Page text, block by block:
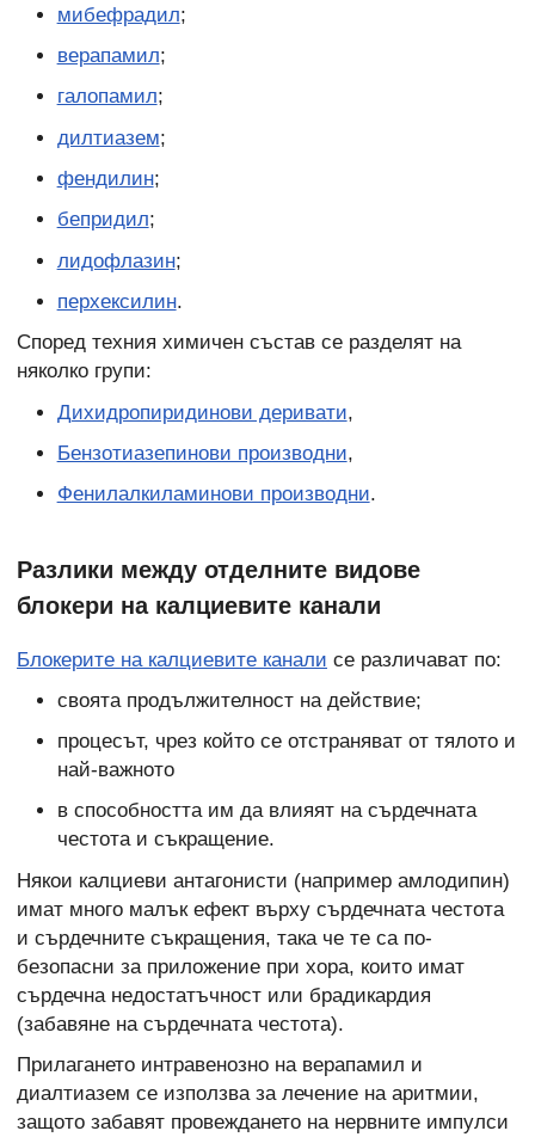
мибефрадил;
верапамил;
галопамил;
дилтиазем;
фендилин;
бепридил;
лидофлазин;
перхексилин.
Според техния химичен състав се разделят на
няколко групи:
Дихидропиридинови деривати,
Бензотиазепинови производни,
Фенилалкиламинови производни.
Разлики между отделните видове
блокери на калциевите канали
Блокерите на калциевите канали се различават по:
своята продължителност на действие;
процесът, чрез който се отстраняват от тялото и
най-важното
в способността им да влияят на сърдечната
честота и съкращение.
Някои калциеви антагонисти (например амлодипин)
имат много малък ефект върху сърдечната честота
и сърдечните съкращения, така че те са по-
безопасни за приложение при хора, които имат
сърдечна недостатъчност или брадикардия
(забавяне на сърдечната честота).
Прилагането интравенозно на верапамил и
диалтиазем се използва за лечение на аритмии,
защото забавят провеждането на нервните импулси